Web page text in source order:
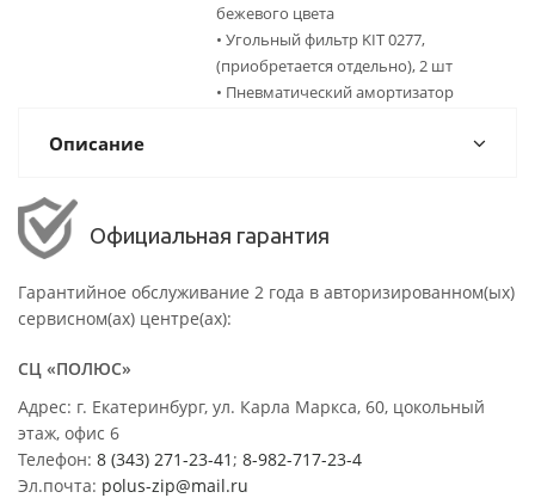
бежевого цвета
• Угольный фильтр KIT 0277,
(приобретается отдельно), 2 шт
• Пневматический амортизатор
Описание
Официальная гарантия
Гарантийное обслуживание 2 года в авторизированном(ых)
сервисном(ах) центре(ах):
СЦ «ПОЛЮС»
Адрес: г. Екатеринбург, ул. Карла Маркса, 60, цокольный
этаж, офис 6
Телефон: 8 (343) 271-23-41 ; 8-982-717-23-4
Эл.почта: polus-zip@mail.ru